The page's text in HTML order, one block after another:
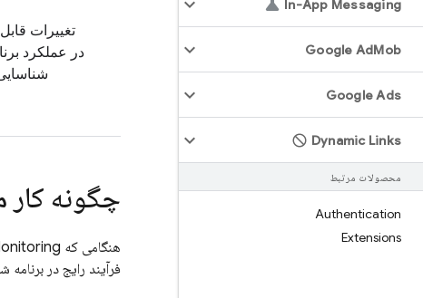
In-App Messaging
Google AdMob
Google Ads
Dynamic Links
محصولات مرتبط
Authentication
Extensions
تغییرات
در عملکرد
چگونه کار
هنگامی که SDK
فرآیند رایج در